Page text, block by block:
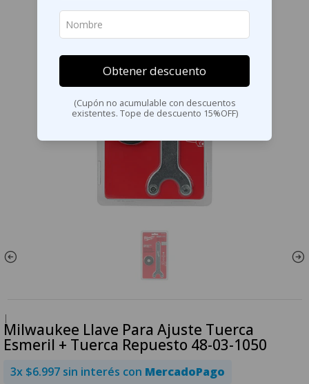
|
Milwaukee Llave Para Ajuste Tuerca
Esmeril + Tuerca Repuesto 48-03-1050
3x $6.997 sin interés con MercadoPago
Obtener descuento
(Cupón no acumulable con descuentos
existentes. Tope de descuento 15%OFF)